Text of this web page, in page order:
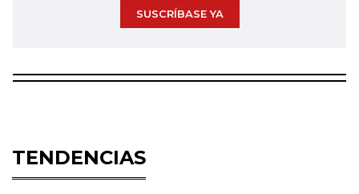
SUSCRÍBASE YA
TENDENCIAS